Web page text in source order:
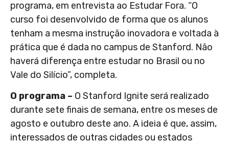
programa, em entrevista ao Estudar Fora. “O
curso foi desenvolvido de forma que os alunos
tenham a mesma instrução inovadora e voltada à
prática que é dada no campus de Stanford. Não
haverá diferença entre estudar no Brasil ou no
Vale do Silício”, completa.
O programa – O Stanford Ignite será realizado
durante sete finais de semana, entre os meses de
agosto e outubro deste ano. A ideia é que, assim,
interessados de outras cidades ou estados